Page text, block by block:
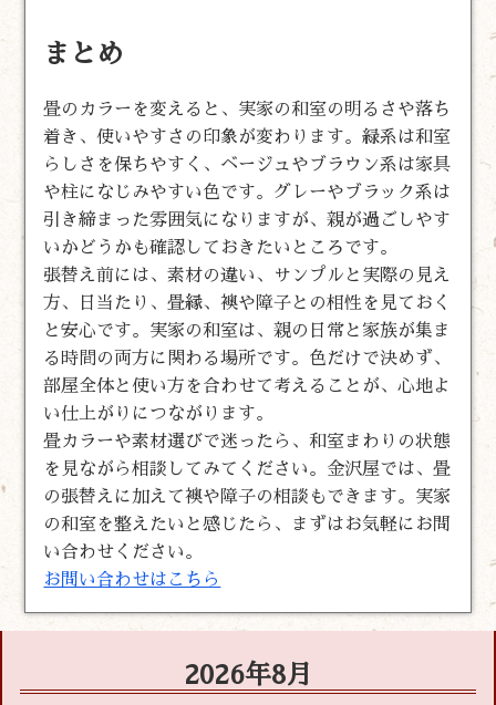
まとめ
畳のカラーを変えると、実家の和室の明るさや落ち
着き、使いやすさの印象が変わります。緑系は和室
らしさを保ちやすく、ベージュやブラウン系は家具
や柱になじみやすい色です。グレーやブラック系は
引き締まった雰囲気になりますが、親が過ごしやす
いかどうかも確認しておきたいところです。
張替え前には、素材の違い、サンプルと実際の見え
方、日当たり、畳縁、襖や障子との相性を見ておく
と安心です。実家の和室は、親の日常と家族が集ま
る時間の両方に関わる場所です。色だけで決めず、
部屋全体と使い方を合わせて考えることが、心地よ
い仕上がりにつながります。
畳カラーや素材選びで迷ったら、和室まわりの状態
を見ながら相談してみてください。金沢屋では、畳
の張替えに加えて襖や障子の相談もできます。実家
の和室を整えたいと感じたら、まずはお気軽にお問
い合わせください。
お問い合わせはこちら
2026年8月